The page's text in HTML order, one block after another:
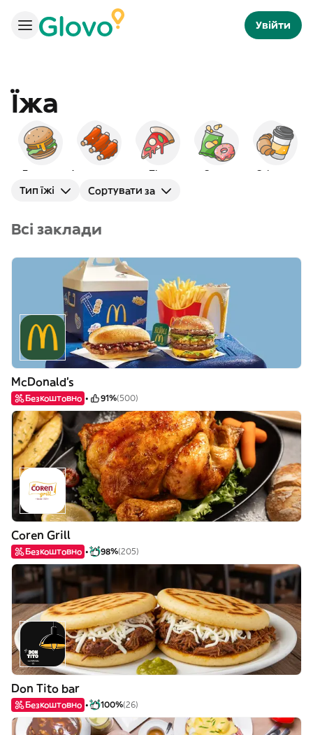
Увійти
Їжа
Бургери Піца Снеки Сніданок
Тип їжі Сортувати за
Всі заклади
McDonald's
Безкоштовно 91%(500)
Coren Grill
Безкоштовно 98%(205)
Don Tito bar
Безкоштовно 100%(26)